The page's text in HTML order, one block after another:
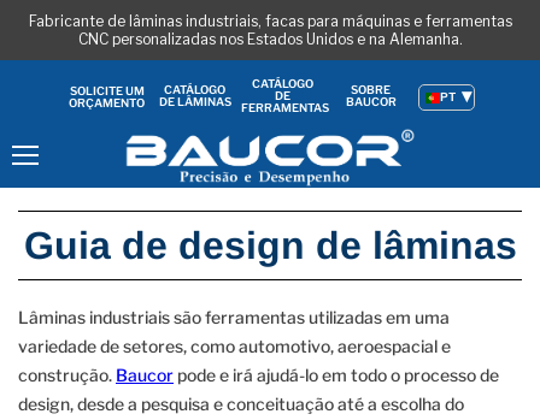
Fabricante de lâminas industriais, facas para máquinas e ferramentas
CNC personalizadas nos Estados Unidos e na Alemanha.
SOLICITE UM
ORÇAMENTO
CATÁLOGO
DE LÂMINAS
CATÁLOGO
DE
FERRAMENTAS
SOBRE
BAUCOR
PT
Guia de design de lâminas
Lâminas industriais são ferramentas utilizadas em uma
variedade de setores, como automotivo, aeroespacial e
construção. Baucor pode e irá ajudá-lo em todo o processo de
design, desde a pesquisa e conceituação até a escolha do